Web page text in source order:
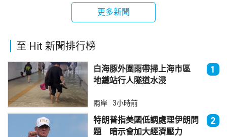
更多新聞
至 Hit 新聞排行榜
白海豚外圍雨帶掃上海市區
地鐵站行人隧道水浸
1
兩岸 3小時前
特朗普指美國低調處理伊朗問
題 暗示會加大經濟壓力
2